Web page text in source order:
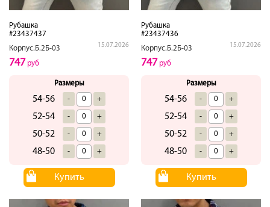
Рубашка
#23437437
Корпус.Б.2Б-03
15.07.2026
747 руб
Размеры
54-56 - +
52-54 - +
50-52 - +
48-50 - +
Купить
Рубашка
#23437436
Корпус.Б.2Б-03
15.07.2026
747 руб
Размеры
54-56 - +
52-54 - +
50-52 - +
48-50 - +
Купить